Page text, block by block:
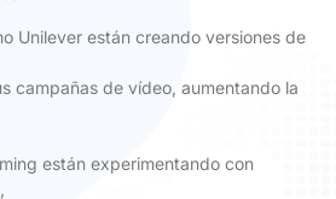
Unilever están creando versiones de
campañas de vídeo, aumentando la
están experimentando con